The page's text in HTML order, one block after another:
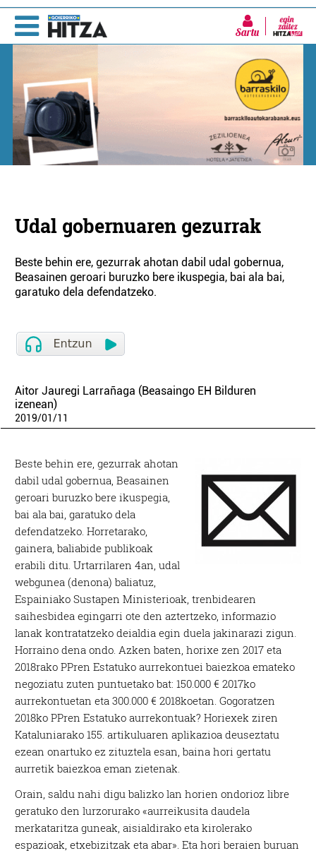
Sartu
Udal gobernuaren gezurrak
Beste behin ere, gezurrak ahotan dabil udal gobernua,
Beasainen geroari buruzko bere ikuspegia, bai ala bai,
garatuko dela defendatzeko.
Aitor Jauregi Larrañaga (Beasaingo EH Bilduren
izenean)
2019/01/11
Beste behin ere, gezurrak ahotan
dabil udal gobernua, Beasainen
geroari buruzko bere ikuspegia,
bai ala bai, garatuko dela
defendatzeko. Horretarako,
gainera, baliabide publikoak
erabili ditu. Urtarrilaren 4an, udal
webgunea (denona) baliatuz,
Espainiako Sustapen Ministerioak, trenbidearen
saihesbidea egingarri ote den aztertzeko, informazio
lanak kontratatzeko deialdia egin duela jakinarazi zigun.
Horraino dena ondo. Azken baten, horixe zen 2017 eta
2018rako PPren Estatuko aurrekontuei baiezkoa emateko
negoziatu zuten puntuetako bat: 150.000 € 2017ko
aurrekontuetan eta 300.000 € 2018koetan. Gogoratzen
2018ko PPren Estatuko aurrekontuak? Horiexek ziren
Kataluniarako 155. artikuluaren aplikazioa deuseztatu
ezean onartuko ez zituztela esan, baina hori gertatu
aurretik baiezkoa eman zietenak.
Orain, saldu nahi digu balizko lan horien ondorioz libre
geratuko den lurzorurako «aurreikusita daudela
merkataritza guneak, aisialdirako eta kirolerako
espazioak, etxebizitzak eta abar». Eta hori beraien buruan